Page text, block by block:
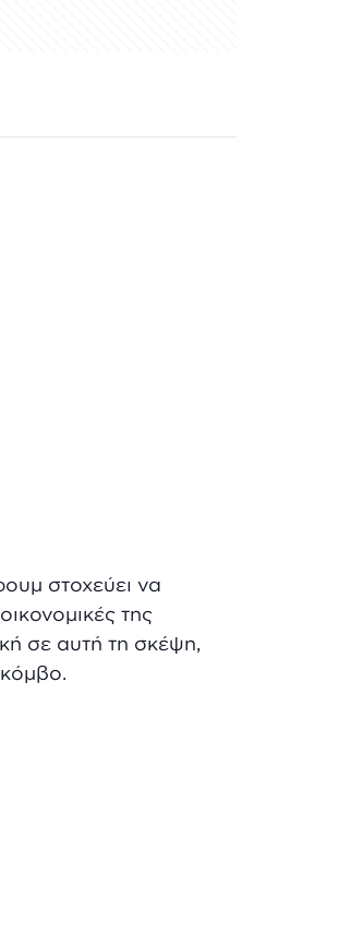
στοχεύει να
της
σε αυτή τη σκέψη,